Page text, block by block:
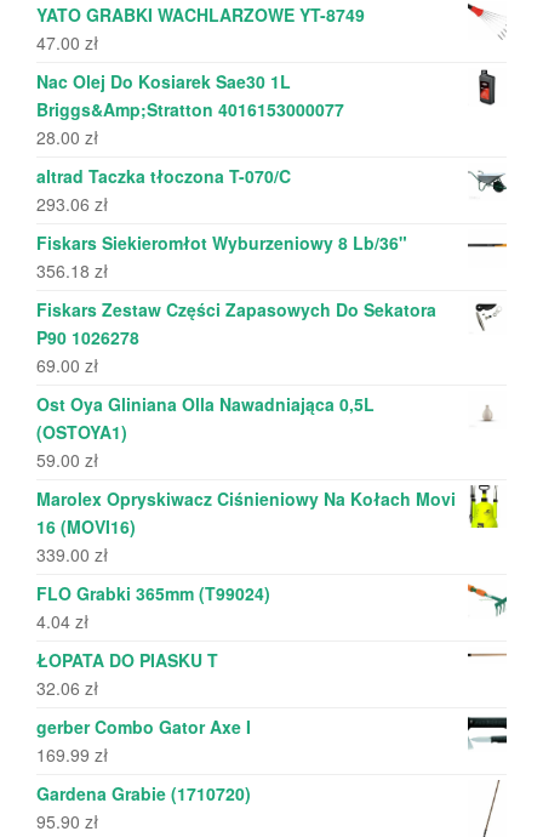
YATO GRABKI WACHLARZOWE YT-8749
47.00 zł
Nac Olej Do Kosiarek Sae30 1L
Briggs&Amp;Stratton 4016153000077
28.00 zł
altrad Taczka tłoczona T-070/C
293.06 zł
Fiskars Siekieromłot Wyburzeniowy 8 Lb/36"
356.18 zł
Fiskars Zestaw Części Zapasowych Do Sekatora
P90 1026278
69.00 zł
Ost Oya Gliniana Olla Nawadniająca 0,5L
(OSTOYA1)
59.00 zł
Marolex Opryskiwacz Ciśnieniowy Na Kołach Movi
16 (MOVI16)
339.00 zł
FLO Grabki 365mm (T99024)
4.04 zł
ŁOPATA DO PIASKU T
32.06 zł
gerber Combo Gator Axe I
169.99 zł
Gardena Grabie (1710720)
95.90 zł